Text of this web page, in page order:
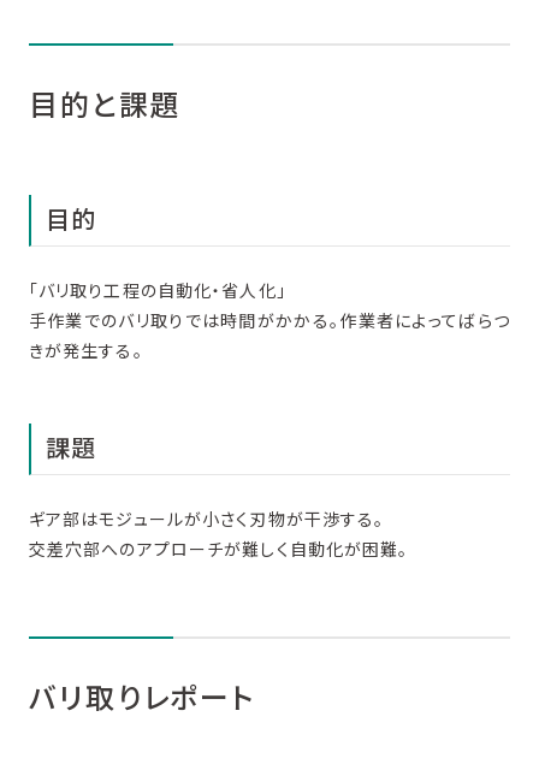
目的と課題
目的
「バリ取り工程の自動化・省人化」
手作業でのバリ取りでは時間がかかる。作業者によってばらつ
きが発生する。
課題
ギア部はモジュールが小さく刃物が干渉する。
交差穴部へのアプローチが難しく自動化が困難。
バリ取りレポート